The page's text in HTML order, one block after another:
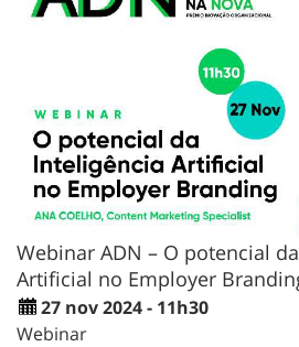
Webinar ADN – O potencial
Artificial no Employer
27 nov 2024 - 11h30
Webinar